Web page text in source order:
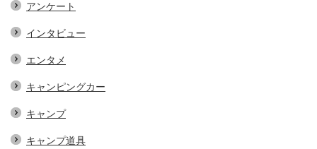
アンケート
インタビュー
エンタメ
キャンピングカー
キャンプ
キャンプ道具